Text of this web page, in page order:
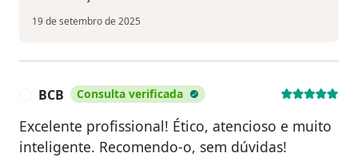
19 de setembro de 2025
BCB Consulta verificada
Excelente profissional! Ético, atencioso e muito
inteligente. Recomendo-o, sem dúvidas!